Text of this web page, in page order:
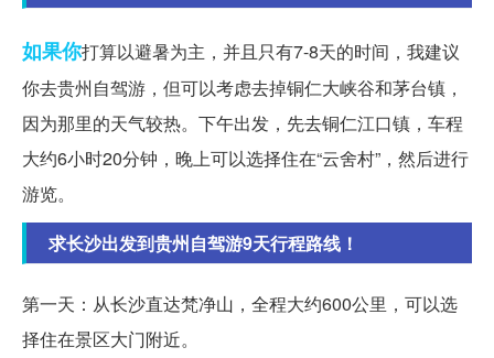
如果你打算以避暑为主，并且只有7-8天的时间，我建议
你去贵州自驾游，但可以考虑去掉铜仁大峡谷和茅台镇，
因为那里的天气较热。下午出发，先去铜仁江口镇，车程
大约6小时20分钟，晚上可以选择住在“云舍村”，然后进行
游览。
求长沙出发到贵州自驾游9天行程路线！
第一天：从长沙直达梵净山，全程大约600公里，可以选
择住在景区大门附近。